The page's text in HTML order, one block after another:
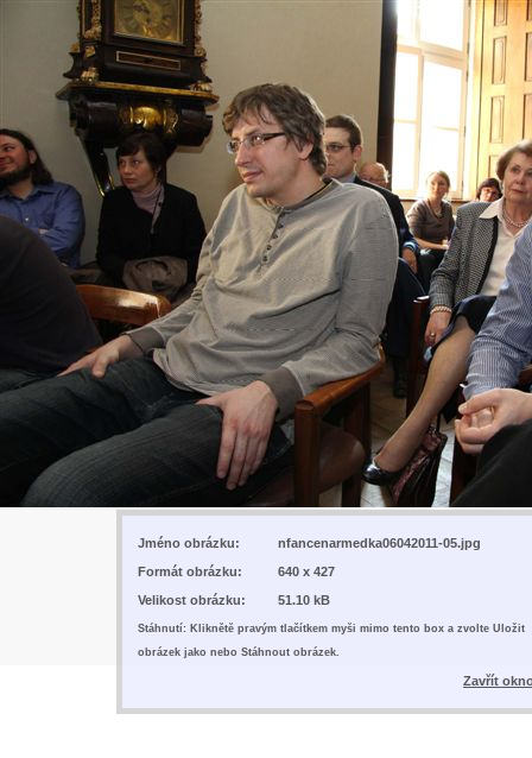
Jméno obrázku:
nfancenarmedka06042011-05.jpg
Formát obrázku:
640 x 427
Velikost obrázku:
51.10 kB
Stáhnutí: Kliknětě pravým tlačítkem myši mimo tento box a zvolte Uložit
obrázek jako nebo Stáhnout obrázek.
Zavřít